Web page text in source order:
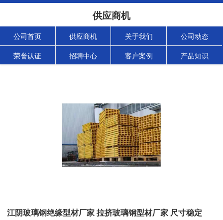
供应商机
公司首页 供应商机 关于我们 公司动态
荣誉认证 招聘中心 客户案例 产品知识
江阴玻璃钢绝缘型材厂家 拉挤玻璃钢型材厂家 尺寸稳定